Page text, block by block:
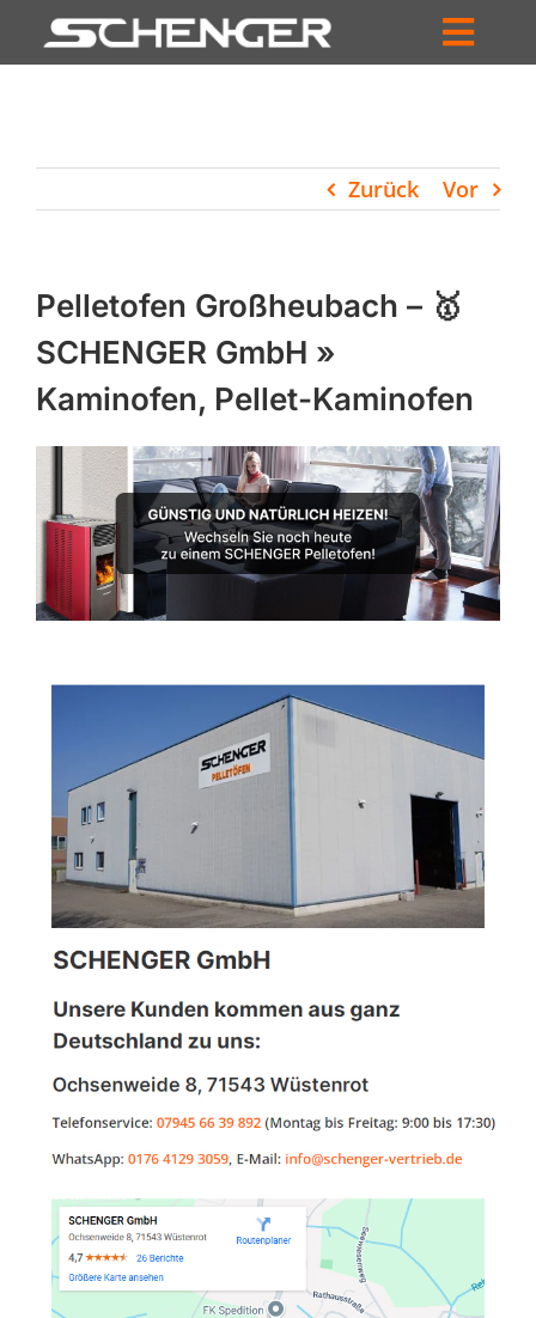
Inhalt
HÄNDLERSUCHE
UNTERNEHMEN
PROFIL
WARENKORB
PRODUCTS
SEARCH
Zurück Vor
Pelletofen Großheubach – 🥇
SCHENGER GmbH »
Kaminofen, Pellet-Kaminofen